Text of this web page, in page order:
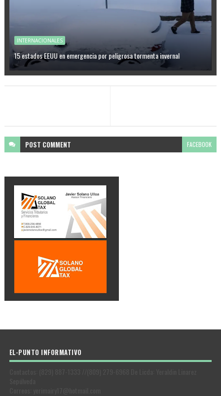
INTERNACIONALES
15 estados EEUU en emergencia por peligrosa tormenta invernal
POST COMMENT FACEBOOK
EL-PUNTO INFORMATIVO